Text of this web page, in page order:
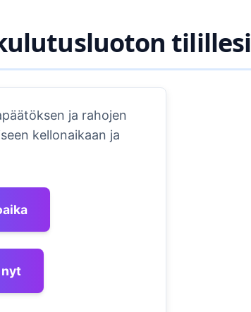
tilillesi
ja rahojen
kellonaikaan ja